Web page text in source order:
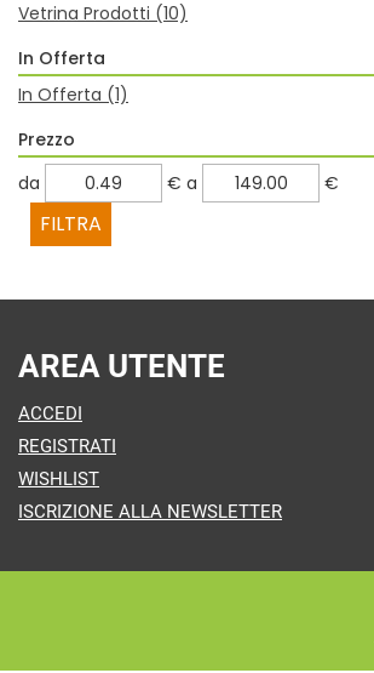
Vetrina Prodotti (10)
In Offerta
In Offerta (1)
Prezzo
filtra
da
da € filtra
a €
AREA UTENTE
ACCEDI
REGISTRATI
WISHLIST
ISCRIZIONE ALLA NEWSLETTER